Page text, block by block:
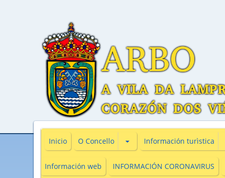
Inicio O Concello Subsecciones de O Concello
Información turìstica
Información web INFORMACIÓN CORONAVIRUS